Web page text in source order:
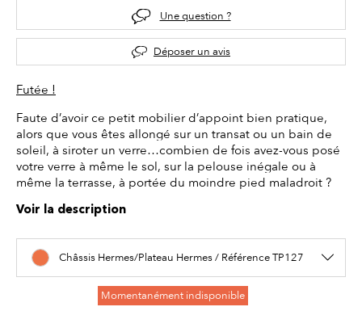
Une question ?
Déposer un avis
Futée !
Faute d’avoir ce petit mobilier d’appoint bien pratique,
alors que vous êtes allongé sur un transat ou un bain de
soleil, à siroter un verre…combien de fois avez-vous posé
votre verre à même le sol, sur la pelouse inégale ou à
même la terrasse, à portée du moindre pied maladroit ?
Voir la description
Châssis Hermes/Plateau Hermes / Référence TP127
Momentanément indisponible